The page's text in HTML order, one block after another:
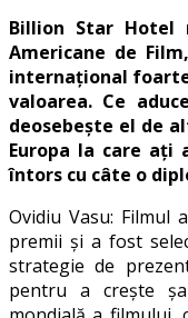
Billion Star Hotel
Americane de
internațional foarte
valoarea. Ce
deosebește el de
Europa la care ați
întors cu câte o
Ovidiu Vasu:
premii și a fost
strategie de
pentru a crește